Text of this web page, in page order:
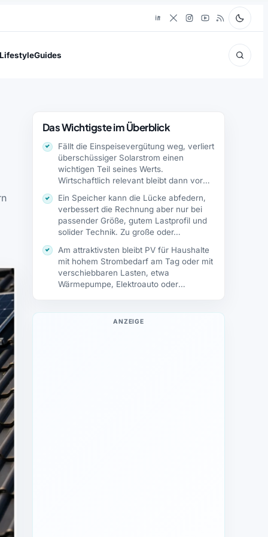
LifestyleGuides
Das Wichtigste im Überblick
Fällt die Einspeisevergütung weg, verliert
überschüssiger Solarstrom einen
wichtigen Teil seines Werts.
Wirtschaftlich relevant bleibt dann vor
Ein Speicher kann die Lücke abfedern,
verbessert die Rechnung aber nur bei
passender Größe, gutem Lastprofil und
solider Technik. Zu große oder…
Am attraktivsten bleibt PV für Haushalte
mit hohem Strombedarf am Tag oder mit
verschiebbaren Lasten, etwa
Wärmepumpe, Elektroauto oder
ANZEIGE